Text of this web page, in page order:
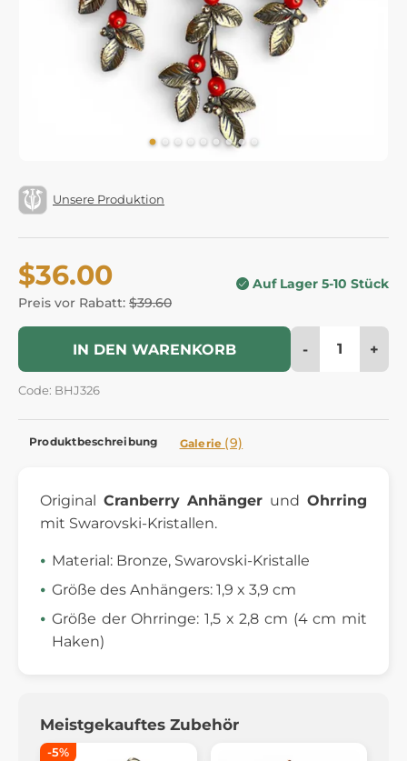
Unsere Produktion
$36.00
Preis vor Rabatt: $39.60
Auf Lager 5-10 Stück
IN DEN WARENKORB - +
Code: BHJ326
Produktbeschreibung Galerie (9)
Original Cranberry Anhänger und Ohrring
mit Swarovski-Kristallen.
Material: Bronze, Swarovski-Kristalle
Größe des Anhängers: 1,9 x 3,9 cm
Größe der Ohrringe: 1,5 x 2,8 cm (4 cm mit
Haken)
Meistgekauftes Zubehör
-5%